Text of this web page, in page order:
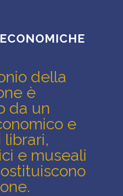
della
è
da un
e
librari,
e museali